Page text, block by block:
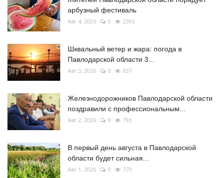
арбузный фестиваль
Авг 4, 2026 0 2303
Шквальный ветер и жара: погода в
Павлодарской области 3...
Авг 3, 2026 0 837
Железнодорожников Павлодарской области
поздравили с профессиональным...
Авг 2, 2026 0 793
В первый день августа в Павлодарской
области будет сильная...
Авг 1, 2026 0 773